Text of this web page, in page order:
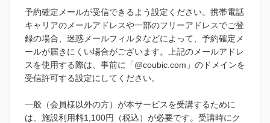
予約確定メールが受信できるよう設定ください。携帯電話
キャリアのメールアドレスや一部のフリーアドレスでご登
録の場合、迷惑メールフィルタなどによって、予約確定メ
ールが届きにくい場合がございます。上記のメールアドレ
スを使用する際は、事前に「@coubic.com」のドメインを
受信許可する設定にしてください。
一般（会員様以外の方）が本サービスを受講するために
は、施設利用料1,100円（税込）が必要です。受講時にク